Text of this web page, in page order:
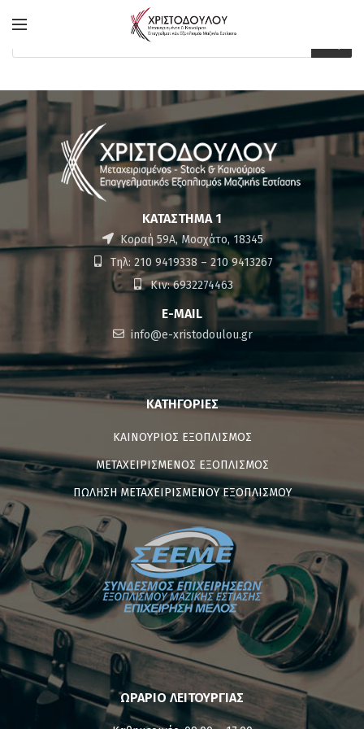
Products
ΚΑΤΆΣΤΗΜΑ 1
Κοραή 59Α, Μοσχάτο, 18345
Τηλ: 210 9419338 – 210 9413267
Κιν: 6932274463
E-MAIL
info@e-xristodoulou.gr
ΚΑΤΗΓΟΡΊΕΣ
ΚΑΙΝΟΥΡΙΟΣ ΕΞΟΠΛΙΣΜΟΣ
ΜΕΤΑΧΕΙΡΙΣΜΕΝΟΣ ΕΞΟΠΛΙΣΜΟΣ
ΠΩΛΗΣΗ ΜΕΤΑΧΕΙΡΙΣΜΕΝΟΥ ΕΞΟΠΛΙΣΜΟΥ
ΩΡΑΡΙΟ ΛΕΙΤΟΥΡΓΙΑΣ